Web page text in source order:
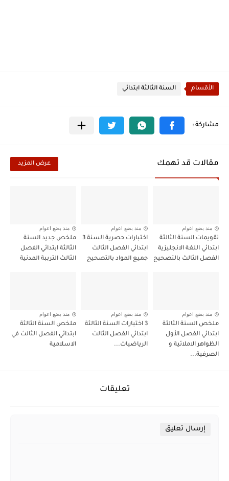
الأقسام السنة الثالثة ابتدائي
مقالات قد تهمك عرض المزيد
منذ بضع اعوام
تقويمات السنة الثالثة
ابتدائي اللغة الانجليزية
الفصل الثالث بالتصحيح
منذ بضع اعوام
اختبارات حصرية السنة 3
ابتدائي الفصل الثالث
جميع المواد بالتصحيح
منذ بضع اعوام
ملخص جديد السنة
الثالثة ابتدائي الفصل
الثالث الترببة المدنية
منذ بضع اعوام
ملخص السنة الثالثة
ابتدائي الفصل الأول
الظواهر الاملائية و
الصرفية...
منذ بضع اعوام
3 اختبارات السنة الثالثة
ابتدائي الفصل الثالث
الرياضيات...
منذ بضع اعوام
ملخص السنة الثالثة
ابتدائي الفصل الثالث في
الاسلامية
تعليقات
إرسال تعليق